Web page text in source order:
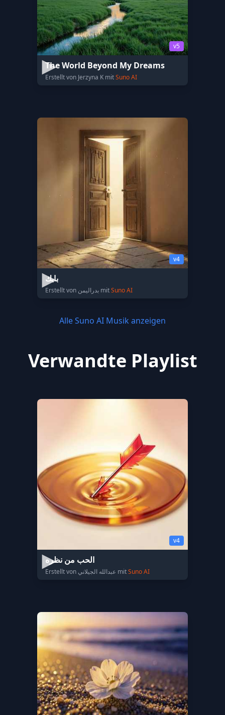
v5
The World Beyond My Dreams
Erstellt von Jerzyna K mitSuno AI
v4
بابك
Erstellt von بدراليمن mitSuno AI
Alle Suno AI Musik anzeigen
Verwandte Playlist
v4
الحب من نظره
Erstellt von عبدالله الجيلاني mitSuno AI